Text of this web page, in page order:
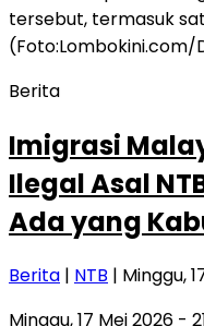
Berita
Imigrasi
Ilegal Asal
Ada yang
Berita | NTB | Minggu,
Minggu, 17 Mei 2026 -